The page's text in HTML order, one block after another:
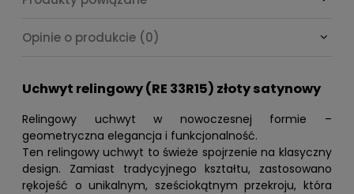
Opinie o produkcie (0)
Uchwyt relingowy (RE 33R15) złoty satynowy
Relingowy uchwyt w nowoczesnej formie –
geometryczna elegancja i funkcjonalność.
Ten relingowy uchwyt to świeże spojrzenie na klasyczny
design. Zamiast tradycyjnego kształtu, zastosowano
rękojeść o unikalnym, sześciokątnym przekroju, która